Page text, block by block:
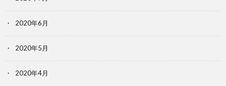
2020年6月
2020年5月
2020年4月